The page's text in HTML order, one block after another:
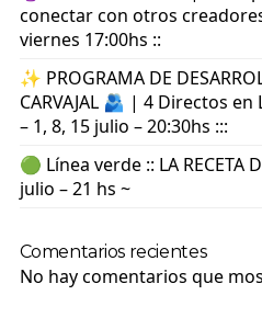
conectar con otros
viernes 17:00hs ::
✨ PROGRAMA DE
CARVAJAL 🫂 | 4 Directos
– 1, 8, 15 julio – 20:30hs :::
🟢 Línea verde :: LA RECETA
julio – 21 hs ~
Comentarios recientes
No hay comentarios que